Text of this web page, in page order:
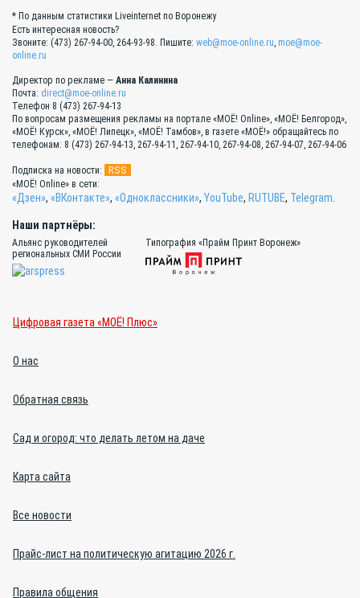
* По данным статистики Liveinternet по Воронежу
Есть интересная новость?
Звоните: (473) 267-94-00, 264-93-98. Пишите: web@moe-online.ru moe@moe-
online.ru
Директор по рекламе — Анна Калинина
Почта: direct@moe-online.ru
Телефон 8 (473) 267-94-13
По вопросам размещения рекламы на портале «МОЁ! Online», «МОЁ! Белгород»,
«МОЁ! Курск», «МОЁ! Липецк», «МОЁ! Тамбов», в газете «МОЁ!» обращайтесь по
телефонам: 8 (473) 267-94-13, 267-94-11, 267-94-10, 267-94-08, 267-94-07, 267-94-06
Подписка на новости: RSS
«МОЁ! Online» в сети:
«Дзен», «ВКонтакте», «Одноклассники», YouTube, RUTUBE, Telegram
Наши партнёры:
Альянс руководителей
региональных СМИ России
Типография «Прайм Принт Воронеж»
Цифровая газета «МОЁ! Плюс»
О нас
Обратная связь
Сад и огород: что делать летом на даче
Карта сайта
Все новости
Прайс-лист на политическую агитацию 2026 г.
Правила общения